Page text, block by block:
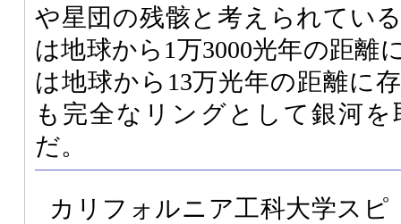
や星団の残骸と考えられてい
は地球から1万3000光年の距離
は地球から13万光年の距離に
も完全なリングとして銀河
だ。
カリフォルニア工科大学スピ